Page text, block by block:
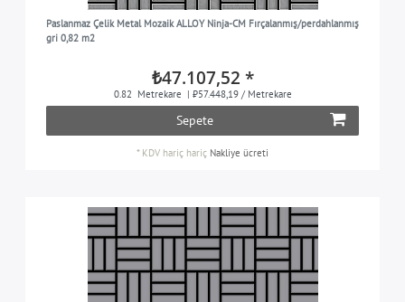
Paslanmaz Çelik Metal Mozaik ALLOY Ninja-CM Fırçalanmış/perdahlanmış
gri 0,82 m2
₺47.107,52 *
0.82 Metrekare | ₺57.448,19 / Metrekare
Sepete
* KDV hariç hariç Nakliye ücreti